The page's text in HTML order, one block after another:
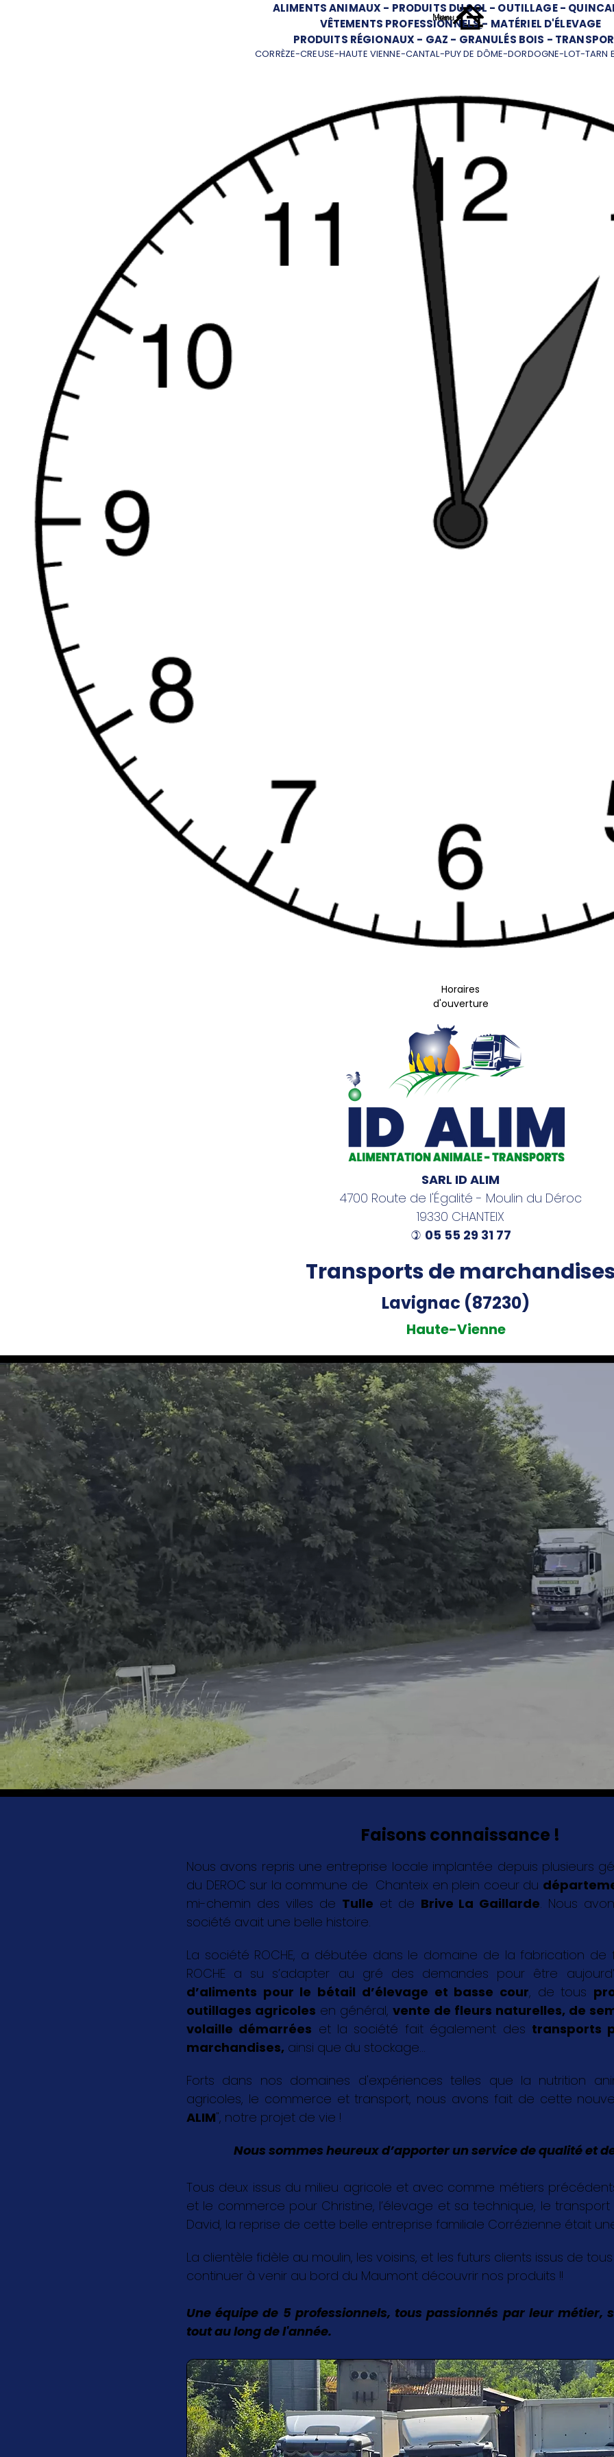
Menu
ALIMENTS ANIMAUX- PRODUITS DU SOL - OUTILLAGE-
VÊTEMENTS PROFESSIONNELS- MATÉRIEL D'ÉLEVAGE
PRODUITS RÉGIONAUX- GAZ - GRANULÉS BOIS -
CORRÈZE-CREUSE-HAUTE VIENNE-CANTAL-PUY DE DÔME-DORDOGNE-LOT-TARN
Horaires
d'ouverture
SARL ID ALIM
4700 Route de l'Égalité - Moulin du Déroc
19330 CHANTEIX
) 05 55 29 31 77
Transports de
Lavignac (87230)
Haute-Vienne
Faisons connaissance !
Nous avons repris une entreprise locale implantée depuis plusieurs
du DEROC sur la commune de Chanteix en plein coeur du
mi-chemin des villes de Tulle et de Brive La Gaillarde. Nous
société avait une belle histoire.
La société ROCHE, a débutée dans le domaine de la fabrication de
ROCHE a su s’adapter au gré des demandes pour être
d’aliments pour le bétail d’élevage et basse cour, de tous
outillages agricoles en général, vente de fleurs naturelles, de
volaille démarrées et la société fait également des transports
marchandises, ainsi que du stockage...
Forts dans nos domaines d'expériences telles que la nutrition
agricoles, le commerce et transport, nous avons fait de cette
ALIM", notre projet de vie !
Nous sommes heureux d’apporter un service de qualité et
Tous deux issus du milieu agricole et avec comme métiers
et le commerce pour Christine, l’élevage et sa technique, le
David, la reprise de cette belle entreprise familiale Corrézienne était
La clientèle fidèle au moulin, les voisins, et les futurs clients issus de
continuer à venir au bord du Maumont découvrir nos produits !!
Une équipe de 5 professionnels, tous passionnés par leur métier,
tout au long de l'année.
Home
Up